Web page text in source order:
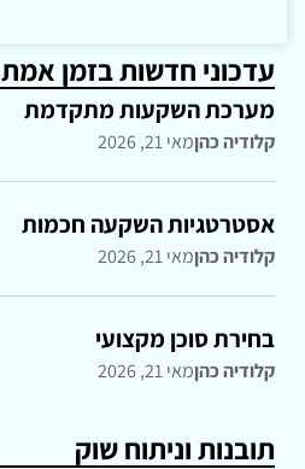
עדכוני חדשות בזמן אמת
מערכת השקעות מתקדמת
קלודיה כהןמאי 21, 2026
אסטרטגיות השקעה חכמות
קלודיה כהןמאי 21, 2026
בחירת סוכן מקצועי
קלודיה כהןמאי 21, 2026
תובנות וניתוח שוק